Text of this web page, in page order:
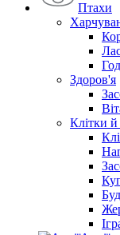
Птахи
Здоров'я
Клітки й